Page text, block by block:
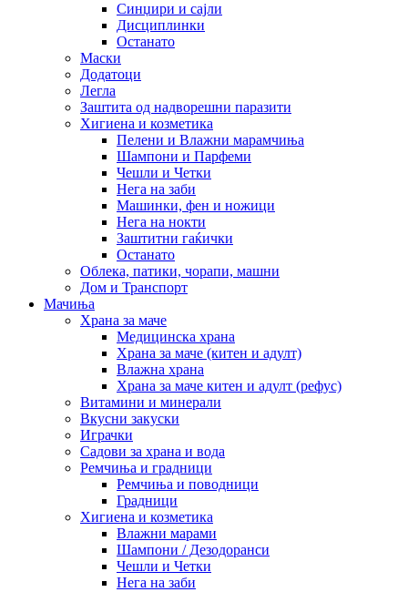
Синџири и сајли
Дисциплинки
Останато
Маски
Додатоци
Легла
Заштита од надворешни паразити
Хигиена и козметика
Пелени и Влажни марамчиња
Шампони и Парфеми
Чешли и Четки
Нега на заби
Машинки, фен и ножици
Нега на нокти
Заштитни гаќички
Останато
Облека, патики, чорапи, машни
Дом и Транспорт
Мачиња
Храна за маче
Медицинска храна
Храна за маче (китен и адулт)
Влажна храна
Храна за маче китен и адулт (рефус)
Витамини и минерали
Вкусни закуски
Играчки
Садови за храна и вода
Ремчиња и градници
Ремчиња и поводници
Градници
Хигиена и козметика
Влажни марами
Шампони / Дезодоранси
Чешли и Четки
Нега на заби